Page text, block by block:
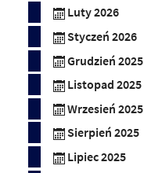
Luty 2026
Styczeń 2026
Grudzień 2025
Listopad 2025
Wrzesień 2025
Sierpień 2025
Lipiec 2025